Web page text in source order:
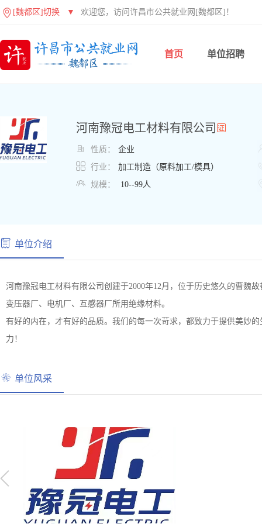
[魏都区]切换 ▼ 欢迎您，访问许昌市公共就业网[魏都区]！
首页 单位招聘
河南豫冠电工材料有限公司
 性质： 企业
 行业： 加工制造（原料加工/模具）
 规模： 10--99人
单位介绍
河南豫冠电工材料有限公司创建于2000年12月，位于历史悠久的曹魏
变压器厂、电机厂、互感器厂所用绝缘材料。
有好的内在，才有好的品质。我们的每一次苛求，都致力于提供美妙
力！
单位风采